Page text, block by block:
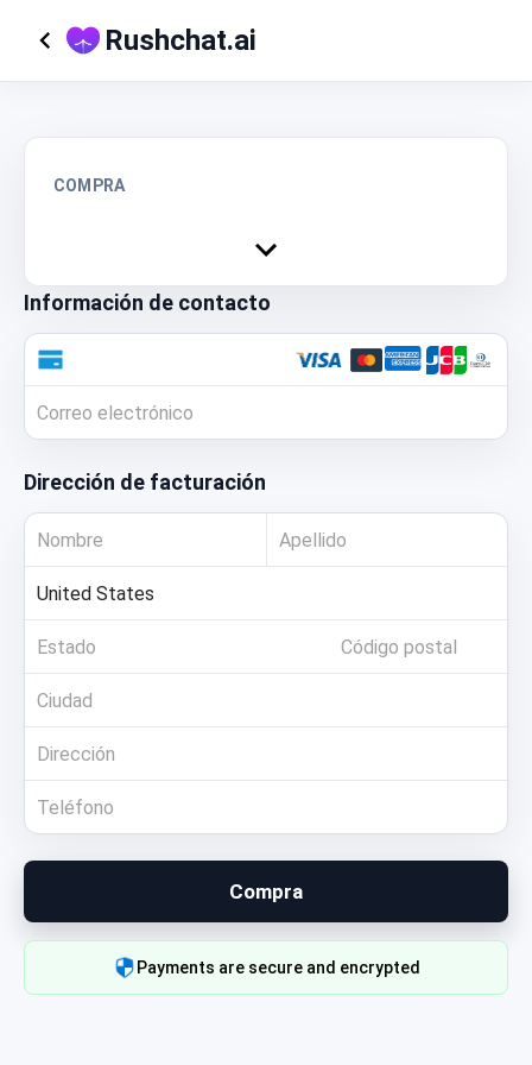
Rushchat.ai
COMPRA
Información de contacto
Dirección de facturación
Compra
Payments are secure and encrypted